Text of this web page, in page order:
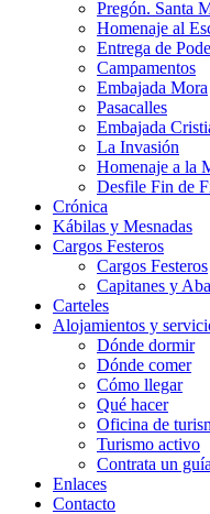
Pregón. Santa
Homenaje al
Entrega de
Campamentos
Embajada Mora
Pasacalles
Embajada
La Invasión
Homenaje a la
Desfile Fin de
Crónica
Kábilas y Mesnadas
Cargos Festeros
Cargos Festeros
Capitanes y
Carteles
Alojamientos y
Dónde dormir
Dónde comer
Cómo llegar
Qué hacer
Oficina de
Turismo activo
Contrata un guía
Enlaces
Contacto